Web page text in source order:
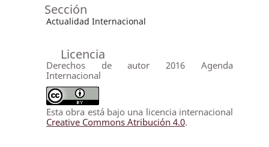
Sección
Actualidad Internacional
Licencia
Derechos de autor 2016 Agenda
Internacional
Esta obra está bajo una licencia internacional
Creative Commons Atribución 4.0.